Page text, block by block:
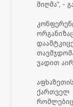
მიღმა“, -
ვადით